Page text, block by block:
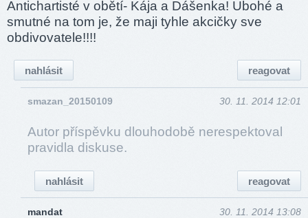
Antichartisté v obětí- Kája a Dášenka! Ubohé a
smutné na tom je, že maji tyhle akcičky sve
obdivovatele!!!!
reagovat
nahlásit
smazan_20150109 30. 11. 2014 12:01
Autor příspěvku dlouhodobě nerespektoval
pravidla diskuse.
reagovat
nahlásit
mandat 30. 11. 2014 13:08